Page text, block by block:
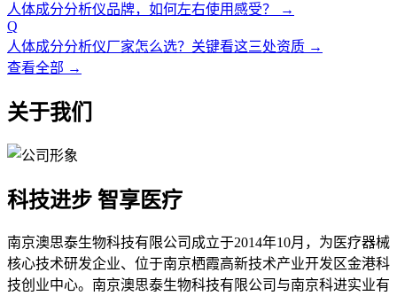
人体成分分析仪品牌，如何左右使用感受？
→
Q
人体成分分析仪厂家怎么选？关键看这三处资质 →
查看全部 →
关于我们
科技进步 智享医疗
南京澳思泰生物科技有限公司成立于2014年10月，为医疗器械
核心技术研发企业、位于南京栖霞高新技术产业开发区金港科
技创业中心。南京澳思泰生物科技有限公司与南京科进实业有